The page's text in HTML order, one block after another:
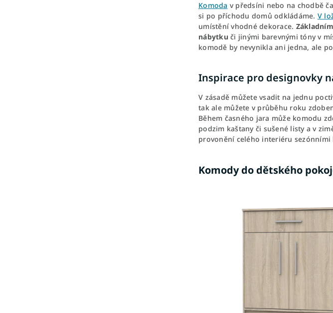
Komoda v předsíni nebo na chodbě
si po příchodu domů odkládáme. V
umístění vhodné dekorace.
nábytku či jinými barevnými tóny v
komodě by nevynikla ani jedna, ale
Inspirace pro designovky
V zásadě můžete vsadit na jednu
tak ale můžete v průběhu roku
Během časného jara může komodu
podzim kaštany či sušené listy a v
provonění celého interiéru sezónními
Komody do dětského